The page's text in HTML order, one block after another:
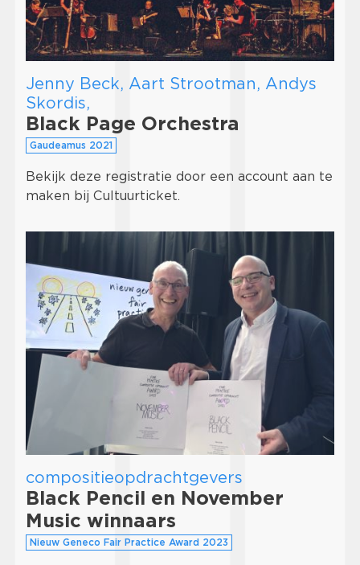
Jenny Beck, Aart Strootman, Andys
Skordis,
Black Page Orchestra
Gaudeamus 2021
Bekijk deze registratie door een account aan te
maken bij Cultuurticket.
compositieopdrachtgevers
Black Pencil en November
Music winnaars
Nieuw Geneco Fair Practice Award 2023